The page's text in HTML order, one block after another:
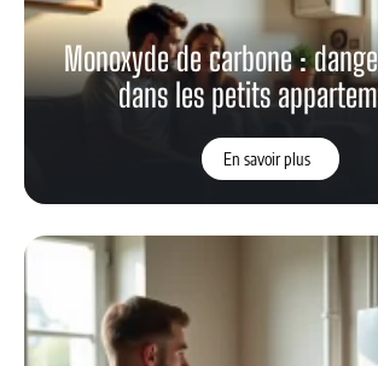
Monoxyde de carbone :
dans les petits
En savoir plus